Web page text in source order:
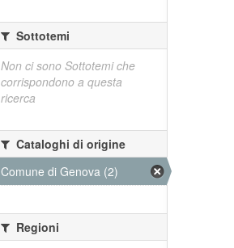
Sottotemi
Non ci sono Sottotemi che
corrispondono a questa
ricerca
Cataloghi di origine
Comune di Genova (2)
Regioni